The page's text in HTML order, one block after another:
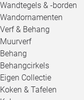
Wandtegels & -borden
Wandornamenten
Verf & Behang
Muurverf
Behang
Behangcirkels
Eigen Collectie
Koken & Tafelen